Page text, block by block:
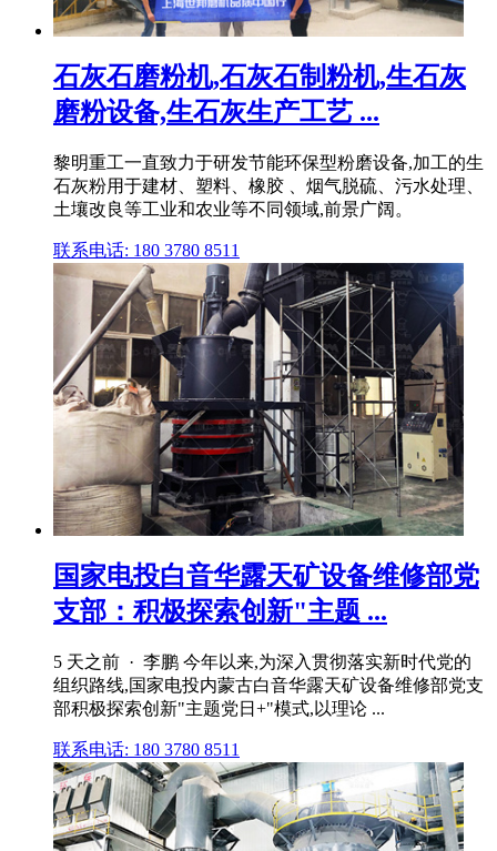
石灰石磨粉机,石灰石制粉机,生石灰
磨粉设备,生石灰生产工艺 ...
黎明重工一直致力于研发节能环保型粉磨设备,加工的生
石灰粉用于建材、塑料、橡胶 、烟气脱硫、污水处理、
土壤改良等工业和农业等不同领域,前景广阔。
联系电话: 180 3780 8511
国家电投白音华露天矿设备维修部党
支部：积极探索创新"主题 ...
5 天之前 · 李鹏 今年以来,为深入贯彻落实新时代党的
组织路线,国家电投内蒙古白音华露天矿设备维修部党支
部积极探索创新"主题党日+"模式,以理论 ...
联系电话: 180 3780 8511